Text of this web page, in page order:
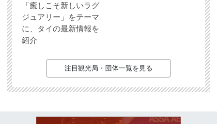
「癒しこそ新しいラグ
ジュアリー」をテーマ
に、タイの最新情報を
紹介
注目観光局・団体一覧を見る